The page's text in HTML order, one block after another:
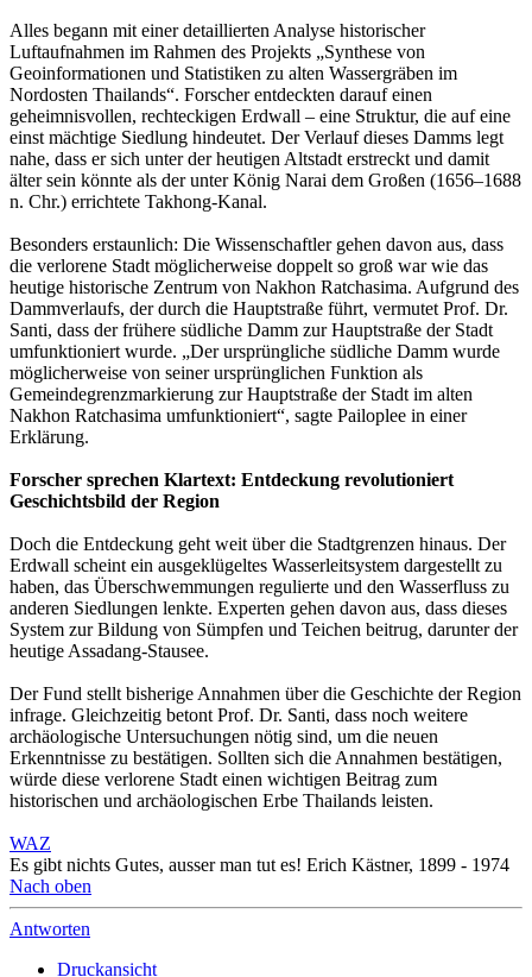
Alles begann mit einer detaillierten Analyse historischer
Luftaufnahmen im Rahmen des Projekts „Synthese von
Geoinformationen und Statistiken zu alten Wassergräben im
Nordosten Thailands“. Forscher entdeckten darauf einen
geheimnisvollen, rechteckigen Erdwall – eine Struktur, die auf eine
einst mächtige Siedlung hindeutet. Der Verlauf dieses Damms legt
nahe, dass er sich unter der heutigen Altstadt erstreckt und damit
älter sein könnte als der unter König Narai dem Großen (1656–1688
n. Chr.) errichtete Takhong-Kanal.
Besonders erstaunlich: Die Wissenschaftler gehen davon aus, dass
die verlorene Stadt möglicherweise doppelt so groß war wie das
heutige historische Zentrum von Nakhon Ratchasima. Aufgrund des
Dammverlaufs, der durch die Hauptstraße führt, vermutet Prof. Dr.
Santi, dass der frühere südliche Damm zur Hauptstraße der Stadt
umfunktioniert wurde. „Der ursprüngliche südliche Damm wurde
möglicherweise von seiner ursprünglichen Funktion als
Gemeindegrenzmarkierung zur Hauptstraße der Stadt im alten
Nakhon Ratchasima umfunktioniert“, sagte Pailoplee in einer
Erklärung.
Forscher sprechen Klartext: Entdeckung revolutioniert
Geschichtsbild der Region
Doch die Entdeckung geht weit über die Stadtgrenzen hinaus. Der
Erdwall scheint ein ausgeklügeltes Wasserleitsystem dargestellt zu
haben, das Überschwemmungen regulierte und den Wasserfluss zu
anderen Siedlungen lenkte. Experten gehen davon aus, dass dieses
System zur Bildung von Sümpfen und Teichen beitrug, darunter der
heutige Assadang-Stausee.
Der Fund stellt bisherige Annahmen über die Geschichte der Region
infrage. Gleichzeitig betont Prof. Dr. Santi, dass noch weitere
archäologische Untersuchungen nötig sind, um die neuen
Erkenntnisse zu bestätigen. Sollten sich die Annahmen bestätigen,
würde diese verlorene Stadt einen wichtigen Beitrag zum
historischen und archäologischen Erbe Thailands leisten.
WAZ
Es gibt nichts Gutes, ausser man tut es! Erich Kästner, 1899 - 1974
Nach oben
Antworten
Druckansicht